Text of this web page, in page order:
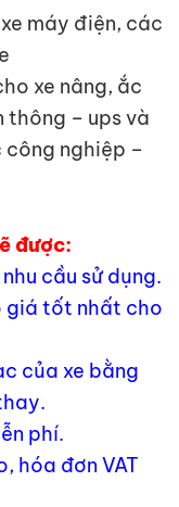
máy điện, các
xe nâng, ắc
thông – ups và
công nghiệp –
được:
cầu sử dụng.
giá tốt nhất cho
của xe bằng
phí.
hóa đơn VAT